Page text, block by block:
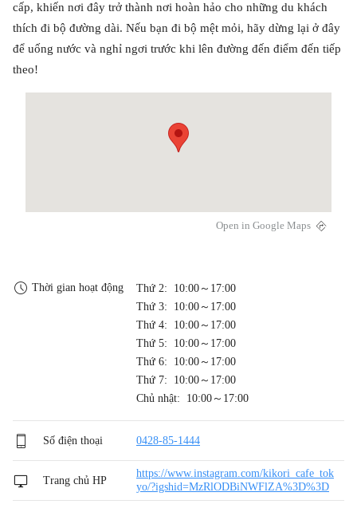
cấp, khiến nơi đây trở thành nơi hoàn hảo cho những du khách
thích đi bộ đường dài. Nếu bạn đi bộ mệt mỏi, hãy dừng lại ở đây
để uống nước và nghỉ ngơi trước khi lên đường đến điểm đến tiếp
theo!
Open in Google Maps
Thời gian hoạt động
Thứ 2: 10:00～17:00
Thứ 3: 10:00～17:00
Thứ 4: 10:00～17:00
Thứ 5: 10:00～17:00
Thứ 6: 10:00～17:00
Thứ 7: 10:00～17:00
Chủ nhật: 10:00～17:00
Số điện thoại 0428-85-1444
Trang chủ HP
https://www.instagram.com/kikori_cafe_tok
yo/?igshid=MzRlODBiNWFlZA%3D%3D